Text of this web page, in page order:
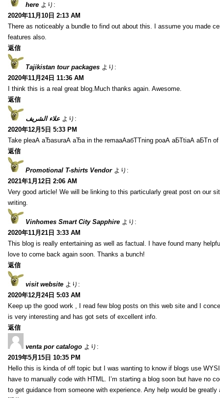
here より:
2020年11月10日 2:13 AM
There as noticeably a bundle to find out about this. I assume you made
features also.
返信
Tajikistan tour packages より:
2020年11月24日 11:36 AM
I think this is a real great blog.Much thanks again. Awesome.
返信
علاء الشريف より:
2020年12月5日 5:33 PM
Take pleаА аЂаsurаА аЂа in the remaаАабТТning poаА аБТtiаА аБТn
返信
Promotional T-shirts Vendor より:
2021年1月12日 2:06 AM
Very good article! We will be linking to this particularly great post on our
writing.
Vinhomes Smart City Sapphire より:
2020年11月21日 3:33 AM
This blog is really entertaining as well as factual. I have found many
love to come back again soon. Thanks a bunch!
返信
visit website より:
2020年12月24日 5:03 AM
Keep up the good work , I read few blog posts on this web site and I
is very interesting and has got sets of excellent info.
返信
venta por catalogo より:
2019年5月15日 10:35 PM
Hello this is kinda of off topic but I was wanting to know if blogs use
have to manually code with HTML. I’m starting a blog soon but have no
to get guidance from someone with experience. Any help would be greatly